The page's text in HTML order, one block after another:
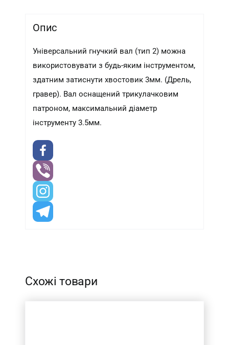
Опис
Універсальний гнучкий вал (тип 2) можна
використовувати з будь-яким інструментом,
здатним затиснути хвостовик 3мм. (Дрель,
гравер). Вал оснащений трикулачковим
патроном, максимальний діаметр
інструменту 3.5мм.
Схожі товари